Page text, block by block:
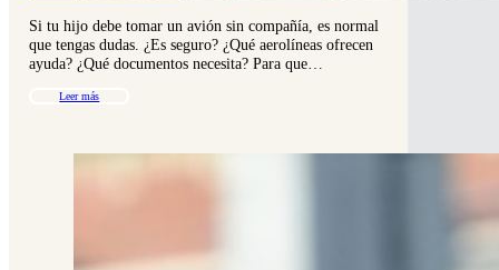
Si tu hijo debe tomar un avión sin compañía, es normal
que tengas dudas. ¿Es seguro? ¿Qué aerolíneas ofrecen
ayuda? ¿Qué documentos necesita? Para que…
Leer más